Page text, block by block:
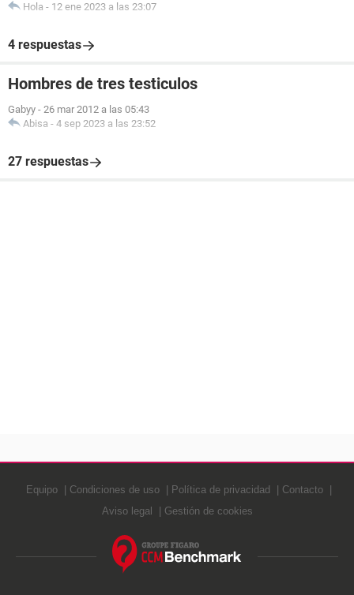
Hola - 12 ene 2023 a las 23:07
4 respuestas
Hombres de tres testiculos
Gabyy - 26 mar 2012 a las 05:43
Abisa - 4 sep 2023 a las 23:52
27 respuestas
Equipo Condiciones de uso Política de privacidad
Contacto
Aviso legal
Gestión de cookies